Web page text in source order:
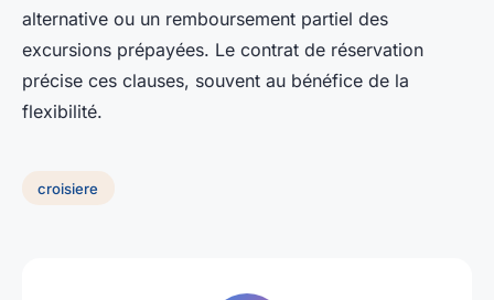
alternative ou un remboursement partiel des
excursions prépayées. Le contrat de réservation
précise ces clauses, souvent au bénéfice de la
flexibilité.
croisiere